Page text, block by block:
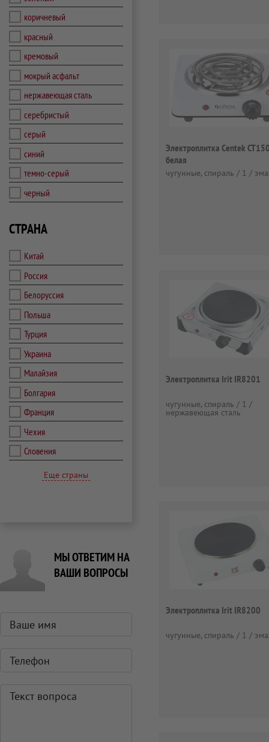
коричневый
красный
кремовый
мокрый асфальт
нержавеющая сталь
серебристый
серый
синий
темно-серый
черный
СТРАНА
Китай
Россия
Белоруссия
Польша
Турция
Украина
Малайзия
Болгария
Франция
Чехия
Словения
Еще страны
МЫ ОТВЕТИМ НА
ВАШИ ВОПРОСЫ
Электроплитка Centek
белая
чугунные, спираль / 1 /
Электроплитка Irit IR8201
чугунные, спираль / 1 /
нержавеющая сталь
Электроплитка Irit IR8200
чугунные, спираль / 1 /